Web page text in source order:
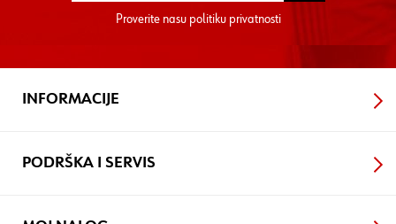
Proverite nasu politiku privatnosti
INFORMACIJE
PODRŠKA I SERVIS